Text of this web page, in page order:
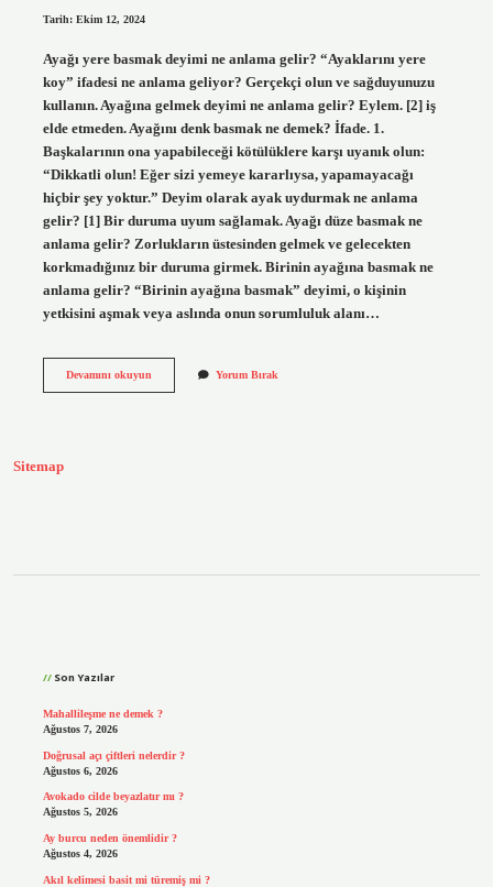
Tarih: Ekim 12, 2024
Ayağı yere basmak deyimi ne anlama gelir? “Ayaklarını yere
koy” ifadesi ne anlama geliyor? Gerçekçi olun ve sağduyunuzu
kullanın. Ayağına gelmek deyimi ne anlama gelir? Eylem. [2] iş
elde etmeden. Ayağını denk basmak ne demek? İfade. 1.
Başkalarının ona yapabileceği kötülüklere karşı uyanık olun:
“Dikkatli olun! Eğer sizi yemeye kararlıysa, yapamayacağı
hiçbir şey yoktur.” Deyim olarak ayak uydurmak ne anlama
gelir? [1] Bir duruma uyum sağlamak. Ayağı düze basmak ne
anlama gelir? Zorlukların üstesinden gelmek ve gelecekten
korkmadığınız bir duruma girmek. Birinin ayağına basmak ne
anlama gelir? “Birinin ayağına basmak” deyimi, o kişinin
yetkisini aşmak veya aslında onun sorumluluk alanı…
Devamını okuyunAyağı
Yorum Bırak
Sitemap
Son Yazılar
Mahallileşme ne demek ?
Ağustos 7, 2026
Doğrusal açı çiftleri nelerdir ?
Ağustos 6, 2026
Avokado cilde beyazlatır mı ?
Ağustos 5, 2026
Ay burcu neden önemlidir ?
Ağustos 4, 2026
Akıl kelimesi basit mi türemiş mi ?